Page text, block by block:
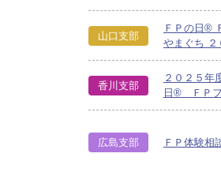
山口支部
ＦＰの日®
やまぐち ２
香川支部
２０２５年
日® ＦＰ
広島支部 ＦＰ体験相